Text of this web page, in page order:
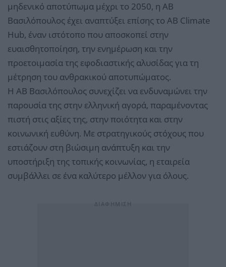
μηδενικό αποτύπωμα μέχρι το 2050, η ΑΒ
Βασιλόπουλος έχει αναπτύξει επίσης τo ΑΒ Climate
Hub, έναν ιστότοπο που αποσκοπεί στην
ευαισθητοποίηση, την ενημέρωση και την
προετοιμασία της εφοδιαστικής αλυσίδας για τη
μέτρηση του ανθρακικού αποτυπώματος.
Η ΑΒ Βασιλόπουλος συνεχίζει να ενδυναμώνει την
παρουσία της στην ελληνική αγορά, παραμένοντας
πιστή στις αξίες της, στην ποιότητα και στην
κοινωνική ευθύνη. Με στρατηγικούς στόχους που
εστιάζουν στη βιώσιμη ανάπτυξη και την
υποστήριξη της τοπικής κοινωνίας, η εταιρεία
συμβάλλει σε ένα καλύτερο μέλλον για όλους.